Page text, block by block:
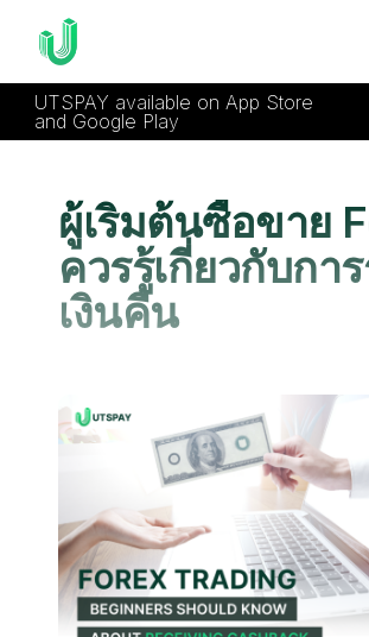
UTSPAY available on App Store
and Google Play
ผู้เริ่มต้นซื้อขาย
ควรรู้เกี่ยวกับกา
เงินคืน